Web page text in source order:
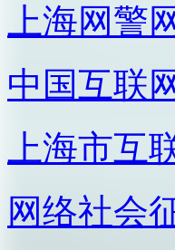
上海网警
中国互联
上海市互
网络社会